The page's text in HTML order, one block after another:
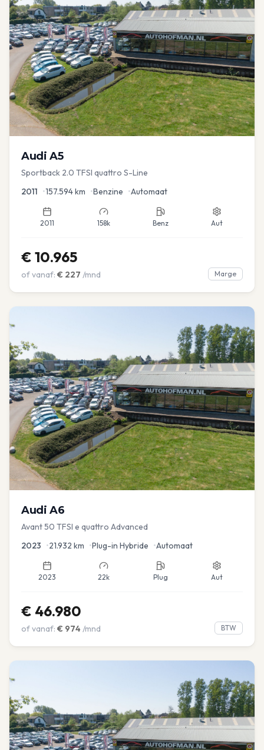
Audi A5
Sportback 2.0 TFSI quattro S-Line
2011 •157.594km •Benzine •Automaat
2011 158k Benz Aut
€ 10.965
of vanaf: € 227 /mnd Marge
Audi A6
Avant 50 TFSI e quattro Advanced
2023 •21.932 km •Plug-in Hybride •Automaat
2023 22k Plug Aut
€ 46.980
of vanaf: € 974 /mnd BTW